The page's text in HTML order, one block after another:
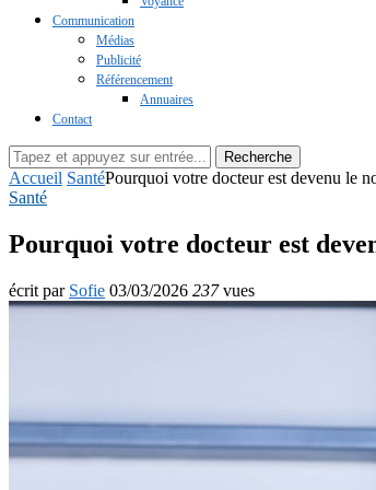
Communication
Médias
Publicité
Référencement
Annuaires
Contact
Recherche
Accueil SantéPourquoi votre docteur est devenu le
Santé
Pourquoi votre docteur est
écrit par Sofie 03/03/2026 237vues